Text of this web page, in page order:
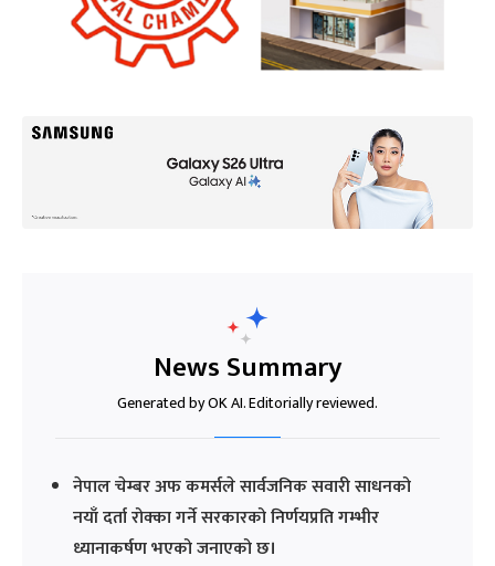
News Summary
Generated by OK AI. Editorially reviewed.
नेपाल चेम्बर अफ कमर्सले सार्वजनिक सवारी साधनको
नयाँ दर्ता रोक्का गर्ने सरकारको निर्णयप्रति गम्भीर
ध्यानाकर्षण भएको जनाएको छ।